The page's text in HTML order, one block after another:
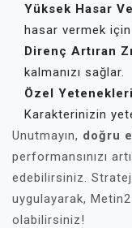
Yüksek Hasar
hasar vermek
Direnç Artıran
kalmanızı sağlar.
Özel
Karakterinizin
Unutmayın, doğru
performansınızı
edebilirsiniz.
uygulayarak,
olabilirsiniz!